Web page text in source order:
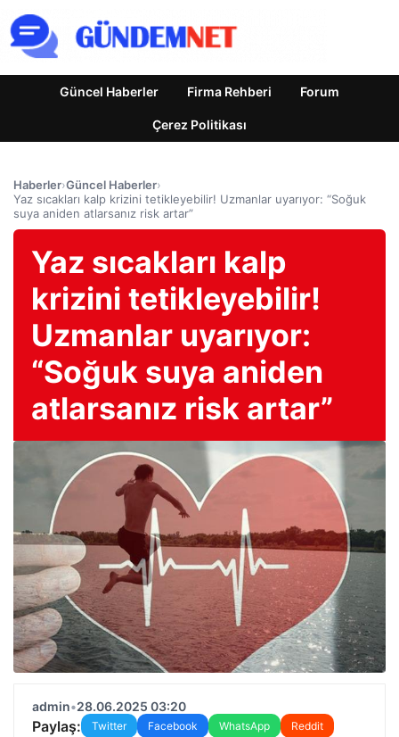
Güncel Haberler Firma Rehberi Forum
Çerez Politikası
Haberler›Güncel Haberler›
Yaz sıcakları kalp krizini tetikleyebilir! Uzmanlar uyarıyor: “Soğuk
suya aniden atlarsanız risk artar”
Yaz sıcakları kalp
krizini tetikleyebilir!
Uzmanlar uyarıyor:
“Soğuk suya aniden
atlarsanız risk artar”
admin•28.06.2025 03:20
Paylaş: Twitter Facebook WhatsApp
Reddit